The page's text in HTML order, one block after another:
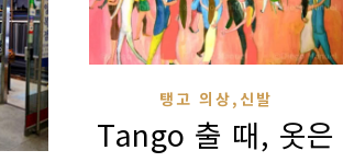
탱고 의상,신발
Tango 출 때, 옷은